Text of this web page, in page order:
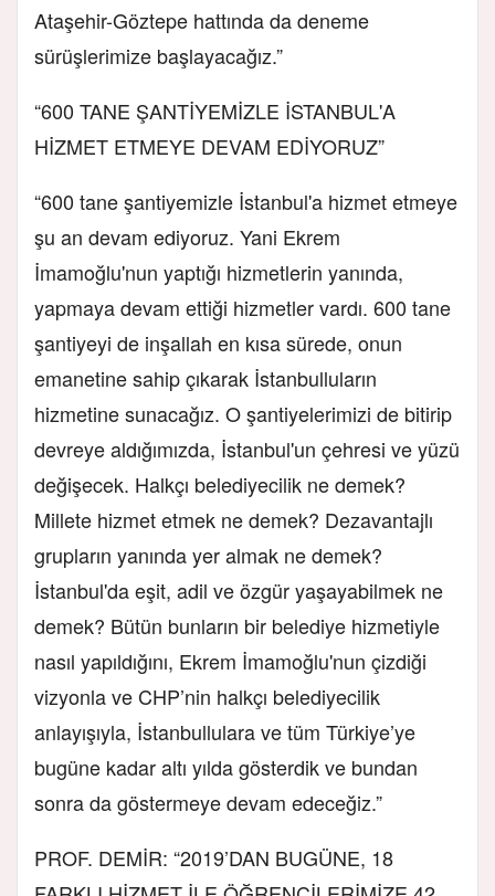
Ataşehir-Göztepe hattında da deneme
sürüşlerimize başlayacağız.”
“600 TANE ŞANTİYEMİZLE İSTANBUL'A
HİZMET ETMEYE DEVAM EDİYORUZ”
“600 tane şantiyemizle İstanbul'a hizmet etmeye
şu an devam ediyoruz. Yani Ekrem
İmamoğlu'nun yaptığı hizmetlerin yanında,
yapmaya devam ettiği hizmetler vardı. 600 tane
şantiyeyi de inşallah en kısa sürede, onun
emanetine sahip çıkarak İstanbulluların
hizmetine sunacağız. O şantiyelerimizi de bitirip
devreye aldığımızda, İstanbul'un çehresi ve yüzü
değişecek. Halkçı belediyecilik ne demek?
Millete hizmet etmek ne demek? Dezavantajlı
grupların yanında yer almak ne demek?
İstanbul'da eşit, adil ve özgür yaşayabilmek ne
demek? Bütün bunların bir belediye hizmetiyle
nasıl yapıldığını, Ekrem İmamoğlu'nun çizdiği
vizyonla ve CHP’nin halkçı belediyecilik
anlayışıyla, İstanbullulara ve tüm Türkiye’ye
bugüne kadar altı yılda gösterdik ve bundan
sonra da göstermeye devam edeceğiz.”
PROF. DEMİR: “2019’DAN BUGÜNE, 18